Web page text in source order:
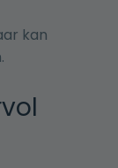
kan